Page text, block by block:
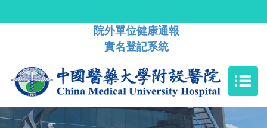
院外單位健康通報
實名登記系統